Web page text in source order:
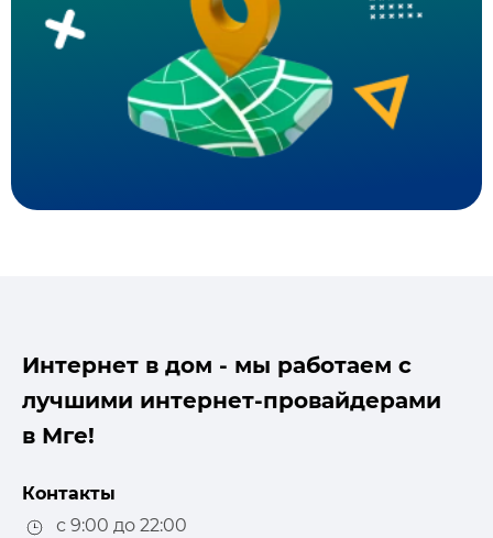
Интернет в дом - мы работаем с
лучшими интернет-провайдерами
в Мге!
Контакты
с 9:00 до 22:00